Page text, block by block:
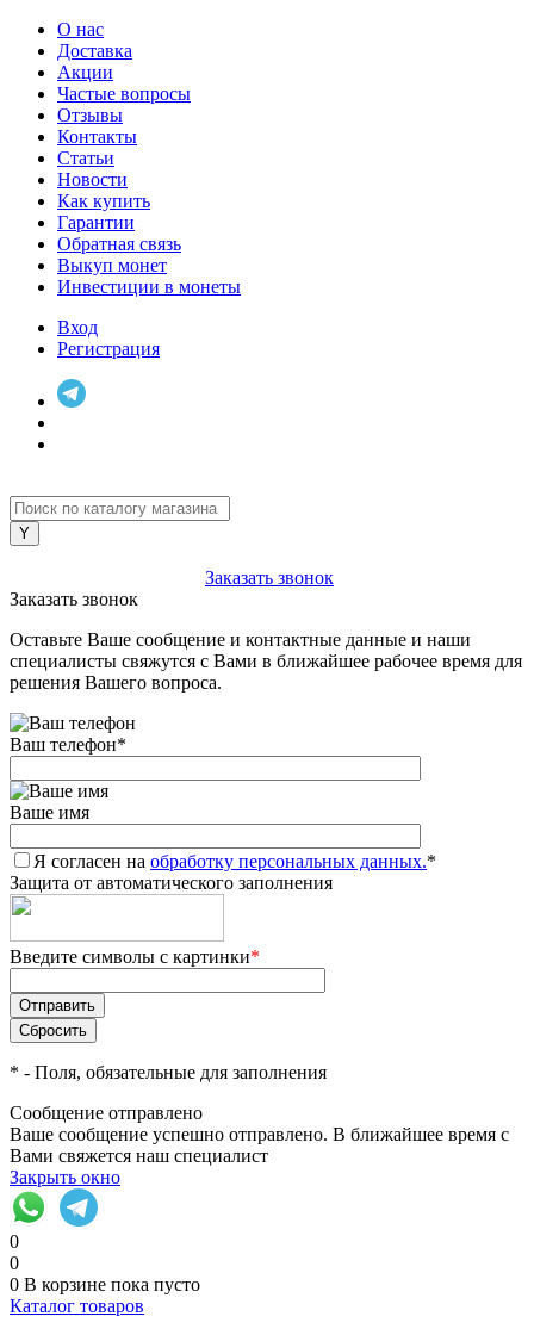
О нас
Доставка
Акции
Частые вопросы
Отзывы
Контакты
Статьи
Новости
Как купить
Гарантии
Обратная связь
Выкуп монет
Инвестиции в монеты
Вход
Регистрация
Заказать звонок
Заказать звонок
Оставьте Ваше сообщение и контактные данные и наши
специалисты свяжутся с Вами в ближайшее рабочее время для
решения Вашего вопроса.
Ваш телефон*
Ваше имя
Я согласен на обработку персональных данных.*
Защита от автоматического заполнения
Введите символы с картинки*
* - Поля, обязательные для заполнения
Сообщение отправлено
Ваше сообщение успешно отправлено. В ближайшее время с
Вами свяжется наш специалист
Закрыть окно
0
0
0 В корзине пока пусто
Каталог товаров